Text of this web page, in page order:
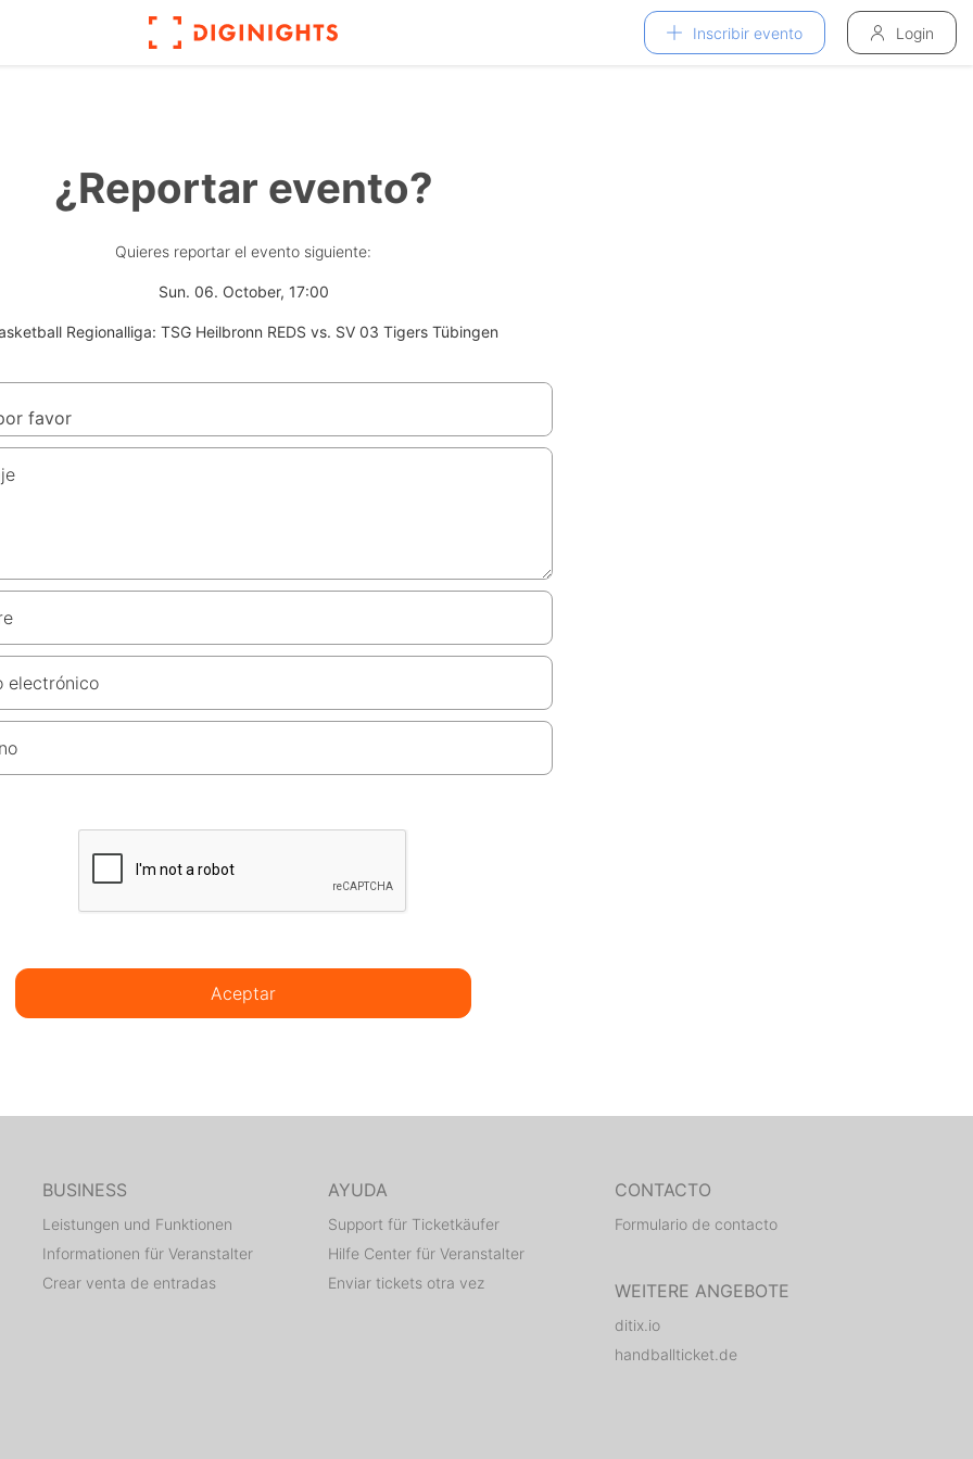
Inscribir evento Login
¿Reportar evento?
Quieres reportar el evento siguiente:
Sun. 06. October, 17:00
Regionalliga: TSG Heilbronn REDS vs. SV 03 Tigers Tübingen
electrónico
Aceptar
BUSINESS
Leistungen und Funktionen
Informationen für Veranstalter
Crear venta de entradas
AYUDA
Support für Ticketkäufer
Hilfe Center für Veranstalter
Enviar tickets otra vez
CONTACTO
Formulario de contacto
WEITERE ANGEBOTE
ditix.io
handballticket.de